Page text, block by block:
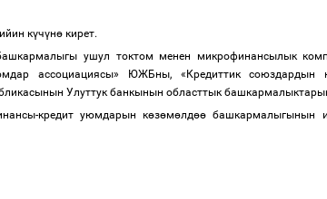
күчүнө кирет.
ушул токтом менен микрофинансылык
ассоциациясы» ЮЖБны, «Кредиттик
Улуттук банкынын областтык
кредит уюмдарын көзөмөлдөө башкармалыгынын